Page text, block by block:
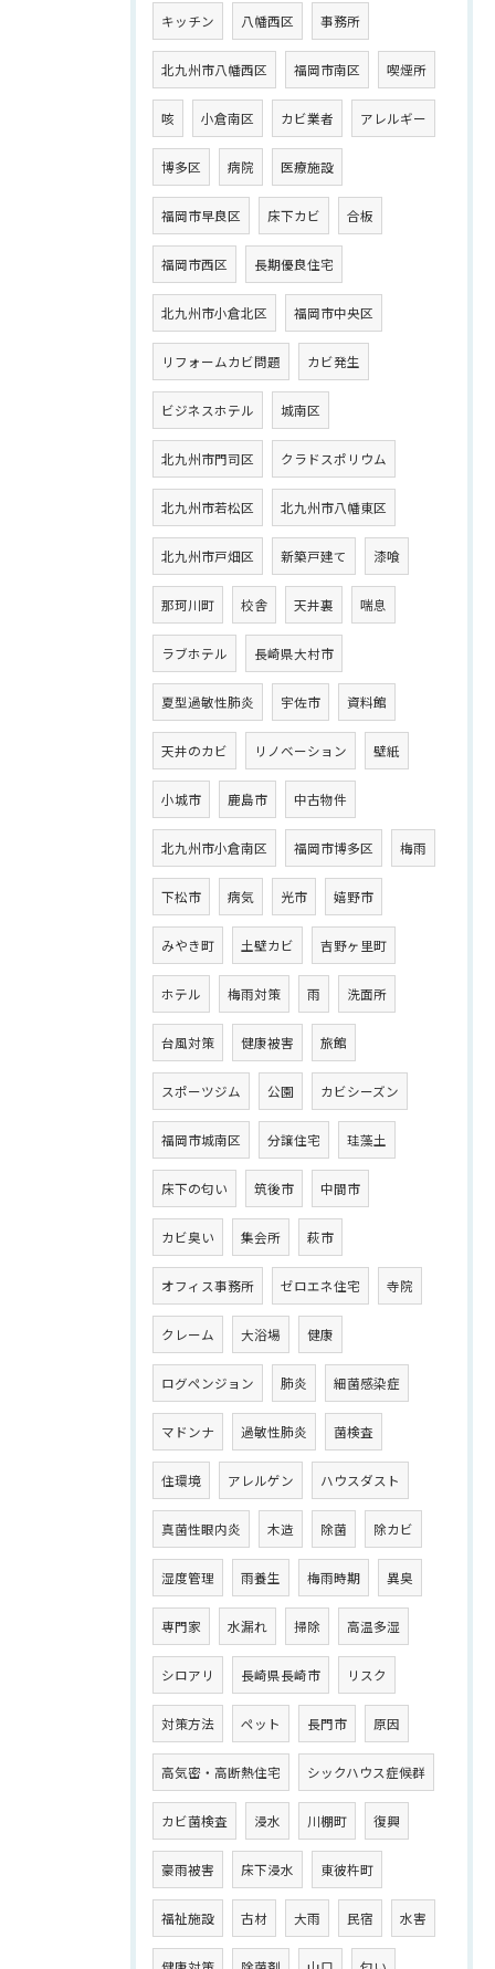
キッチン 八幡西区 事務所
北九州市八幡西区 福岡市南区 喫煙所
咳 小倉南区 カビ業者 アレルギー
博多区 病院 医療施設
福岡市早良区 床下カビ 合板
福岡市西区 長期優良住宅
北九州市小倉北区 福岡市中央区
リフォームカビ問題 カビ発生
ビジネスホテル 城南区
北九州市門司区 クラドスポリウム
北九州市若松区 北九州市八幡東区
北九州市戸畑区 新築戸建て 漆喰
那珂川町 校舎 天井裏 喘息
ラブホテル 長崎県大村市
夏型過敏性肺炎 宇佐市 資料館
天井のカビ リノベーション 壁紙
小城市 鹿島市 中古物件
北九州市小倉南区 福岡市博多区 梅雨
下松市 病気 光市 嬉野市
みやき町 土壁カビ 吉野ヶ里町
ホテル 梅雨対策 雨 洗面所
台風対策 健康被害 旅館
スポーツジム 公園 カビシーズン
福岡市城南区 分譲住宅 珪藻土
床下の匂い 筑後市 中間市
カビ臭い 集会所 萩市
オフィス事務所 ゼロエネ住宅 寺院
クレーム 大浴場 健康
ログペンジョン 肺炎 細菌感染症
マドンナ 過敏性肺炎 菌検査
住環境 アレルゲン ハウスダスト
真菌性眼内炎 木造 除菌 除カビ
湿度管理 雨養生 梅雨時期 異臭
専門家 水漏れ 掃除 高温多湿
シロアリ 長崎県長崎市 リスク
対策方法 ペット 長門市 原因
高気密・高断熱住宅 シックハウス症候群
カビ菌検査 浸水 川棚町 復興
豪雨被害 床下浸水 東彼杵町
福祉施設 古材 大雨 民宿 水害